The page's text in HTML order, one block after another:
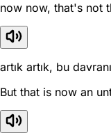
now now, that's not
artık artık, bu
But that is now an